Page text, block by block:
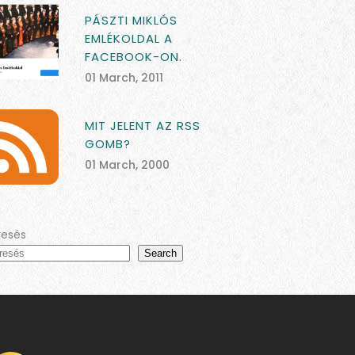
PÁSZTI MIKLÓS
EMLÉKOLDAL A
FACEBOOK-ON.
01 March, 2011
MIT JELENT AZ RSS
GOMB?
01 March, 2000
Search